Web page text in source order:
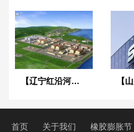
【辽宁红沿河核电站】可曲挠橡胶接头
首页 关于我们 橡胶膨胀节